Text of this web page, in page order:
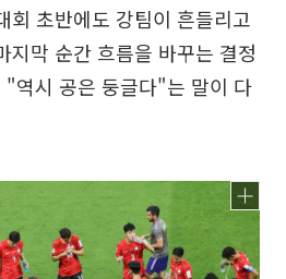
회 초반에도 강팀이 흔들리고
지막 순간 흐름을 바꾸는 결정
"역시 공은 둥글다"는 말이 다